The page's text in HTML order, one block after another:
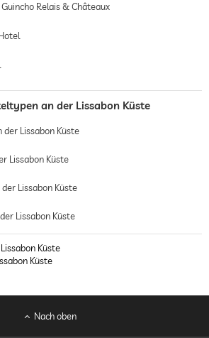
Relais & Châteaux
an der Lissabon Küste
der Lissabon Küste
Lissabon Küste
Lissabon Küste
Lissabon Küste
Lissabon Küste
Küste
Nach oben